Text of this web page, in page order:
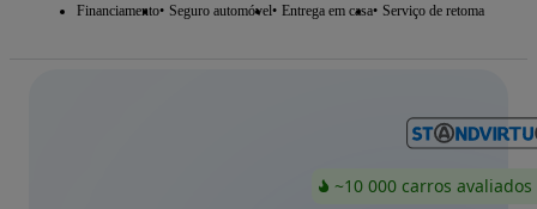
Financiamento Seguro automóvel Entrega em casa Serviço de retoma
~10 000 carros